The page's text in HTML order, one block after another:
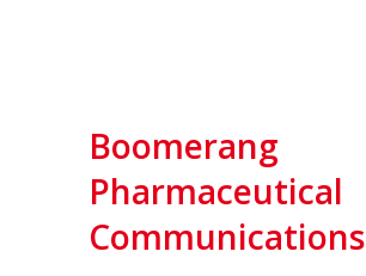
Boomerang
Pharmaceutical
Communications